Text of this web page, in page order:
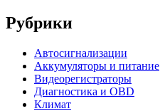
Рубрики
Автосигнализации
Аккумуляторы и питание
Видеорегистраторы
Диагностика и OBD
Климат